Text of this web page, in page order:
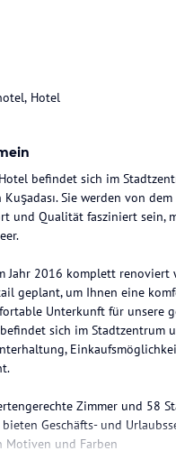
Hotel
befindet sich im
Sie werden von
und Qualität fasziniert sein,
Jahr 2016 komplett renoviert
geplant, um Ihnen eine
Unterkunft für unsere
sich im Stadtzentrum
Zimmer und 58
Geschäfts- und
Motiven und Farben